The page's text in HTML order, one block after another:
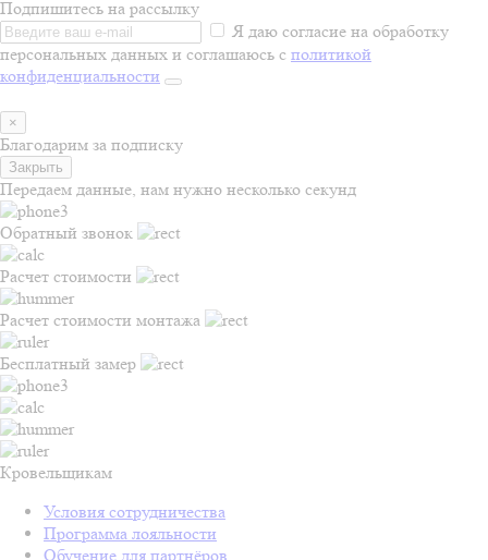
Подпишитесь на рассылку
Я даю согласие на обработку
персональных данных и соглашаюсь с политикой
конфиденциальности
×
Благодарим за подписку
Закрыть
Передаем данные, нам нужно несколько секунд
Обратный звонок
Расчет стоимости
Расчет стоимости монтажа
Бесплатный замер
Кровельщикам
Условия сотрудничества
Программа лояльности
Обучение для партнёров